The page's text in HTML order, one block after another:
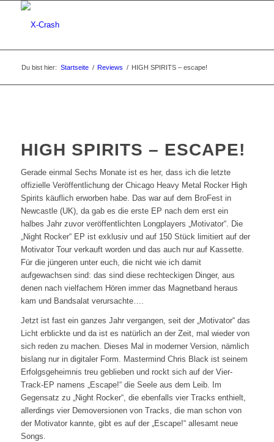
Du bist hier: Startseite / Reviews / HIGH SPIRITS – escape!
HIGH SPIRITS – ESCAPE!
Gerade einmal Sechs Monate ist es her, dass ich die letzte
offizielle Veröffentlichung der Chicago Heavy Metal Rocker High
Spirits käuflich erworben habe. Das war auf dem BroFest in
Newcastle (UK), da gab es die erste EP nach dem erst ein
halbes Jahr zuvor veröffentlichten Longplayers „Motivator“. Die
„Night Rocker“ EP ist exklusiv und auf 150 Stück limitiert auf der
Motivator Tour verkauft worden und das auch nur auf Kassette.
Für die jüngeren unter euch, die nicht wie ich damit
aufgewachsen sind: das sind diese rechteckigen Dinger, aus
denen nach vielfachem Hören immer das Magnetband heraus
kam und Bandsalat verursachte….
Jetzt ist fast ein ganzes Jahr vergangen, seit der „Motivator“ das
Licht erblickte und da ist es natürlich an der Zeit, mal wieder von
sich reden zu machen. Dieses Mal in moderner Version, nämlich
bislang nur in digitaler Form. Mastermind Chris Black ist seinem
Erfolgsgeheimnis treu geblieben und rockt sich auf der Vier-
Track-EP namens „Escape!“ die Seele aus dem Leib. Im
Gegensatz zu „Night Rocker“, die ebenfalls vier Tracks enthielt,
allerdings vier Demoversionen von Tracks, die man schon von
der Motivator kannte, gibt es auf der „Escape!“ allesamt neue
Songs.